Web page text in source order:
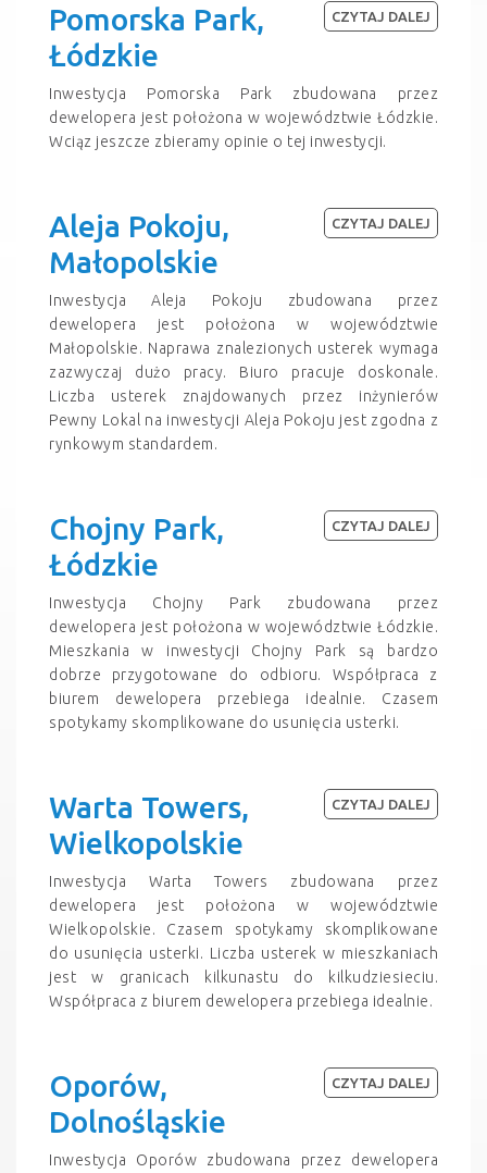
Pomorska Park,
Łódzkie
Inwestycja Pomorska Park zbudowana przez
dewelopera jest położona w województwie Łódzkie.
Wciąz jeszcze zbieramy opinie o tej inwestycji.
CZYTAJ DALEJ
Aleja Pokoju,
Małopolskie
Inwestycja Aleja Pokoju zbudowana przez
dewelopera jest położona w województwie
Małopolskie. Naprawa znalezionych usterek wymaga
zazwyczaj dużo pracy. Biuro pracuje doskonale.
Liczba usterek znajdowanych przez inżynierów
Pewny Lokal na inwestycji Aleja Pokoju jest zgodna z
rynkowym standardem.
CZYTAJ DALEJ
Chojny Park,
Łódzkie
Inwestycja Chojny Park zbudowana przez
dewelopera jest położona w województwie Łódzkie.
Mieszkania w inwestycji Chojny Park są bardzo
dobrze przygotowane do odbioru. Współpraca z
biurem dewelopera przebiega idealnie. Czasem
spotykamy skomplikowane do usunięcia usterki.
CZYTAJ DALEJ
Warta Towers,
Wielkopolskie
Inwestycja Warta Towers zbudowana przez
dewelopera jest położona w województwie
Wielkopolskie. Czasem spotykamy skomplikowane
do usunięcia usterki. Liczba usterek w mieszkaniach
jest w granicach kilkunastu do kilkudziesieciu.
Współpraca z biurem dewelopera przebiega idealnie.
CZYTAJ DALEJ
Oporów,
Dolnośląskie
Inwestycja Oporów zbudowana przez dewelopera
CZYTAJ DALEJ